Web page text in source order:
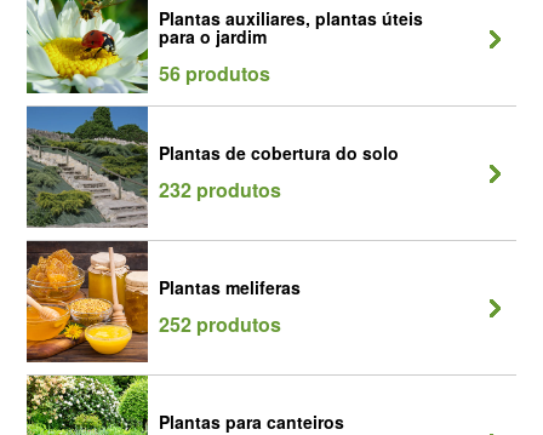
Plantas auxiliares, plantas úteis
para o jardim
56 produtos
Plantas de cobertura do solo
232 produtos
Plantas meliferas
252 produtos
Plantas para canteiros